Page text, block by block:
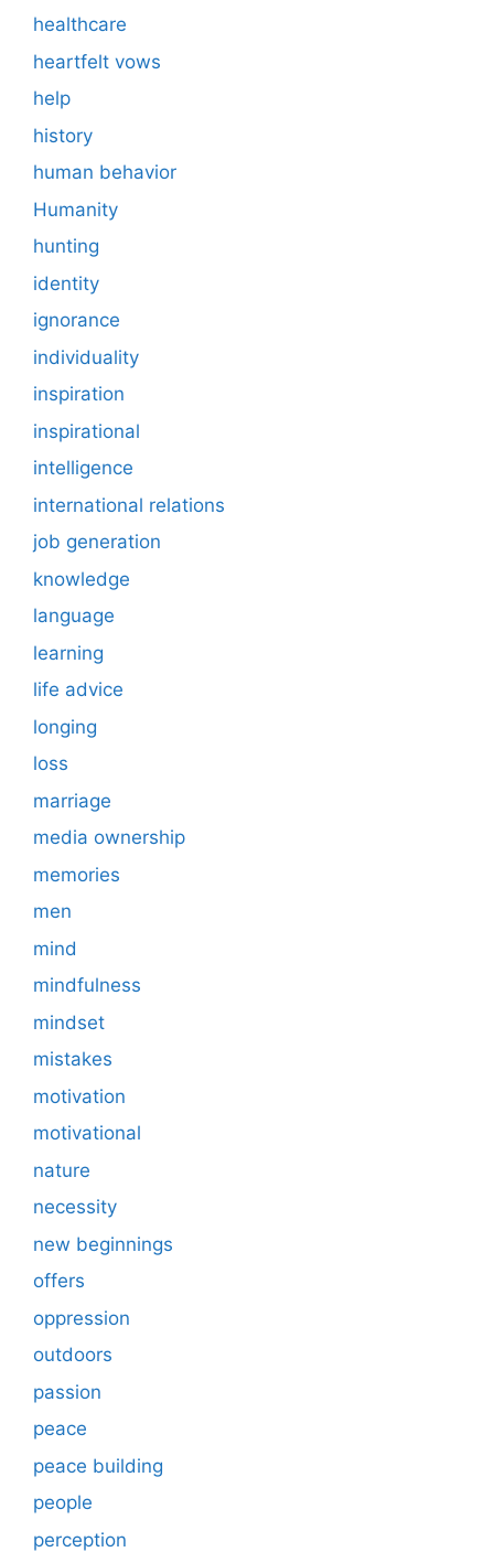
healthcare
heartfelt vows
help
history
human behavior
Humanity
hunting
identity
ignorance
individuality
inspiration
inspirational
intelligence
international relations
job generation
knowledge
language
learning
life advice
longing
loss
marriage
media ownership
memories
men
mind
mindfulness
mindset
mistakes
motivation
motivational
nature
necessity
new beginnings
offers
oppression
outdoors
passion
peace
peace building
people
perception